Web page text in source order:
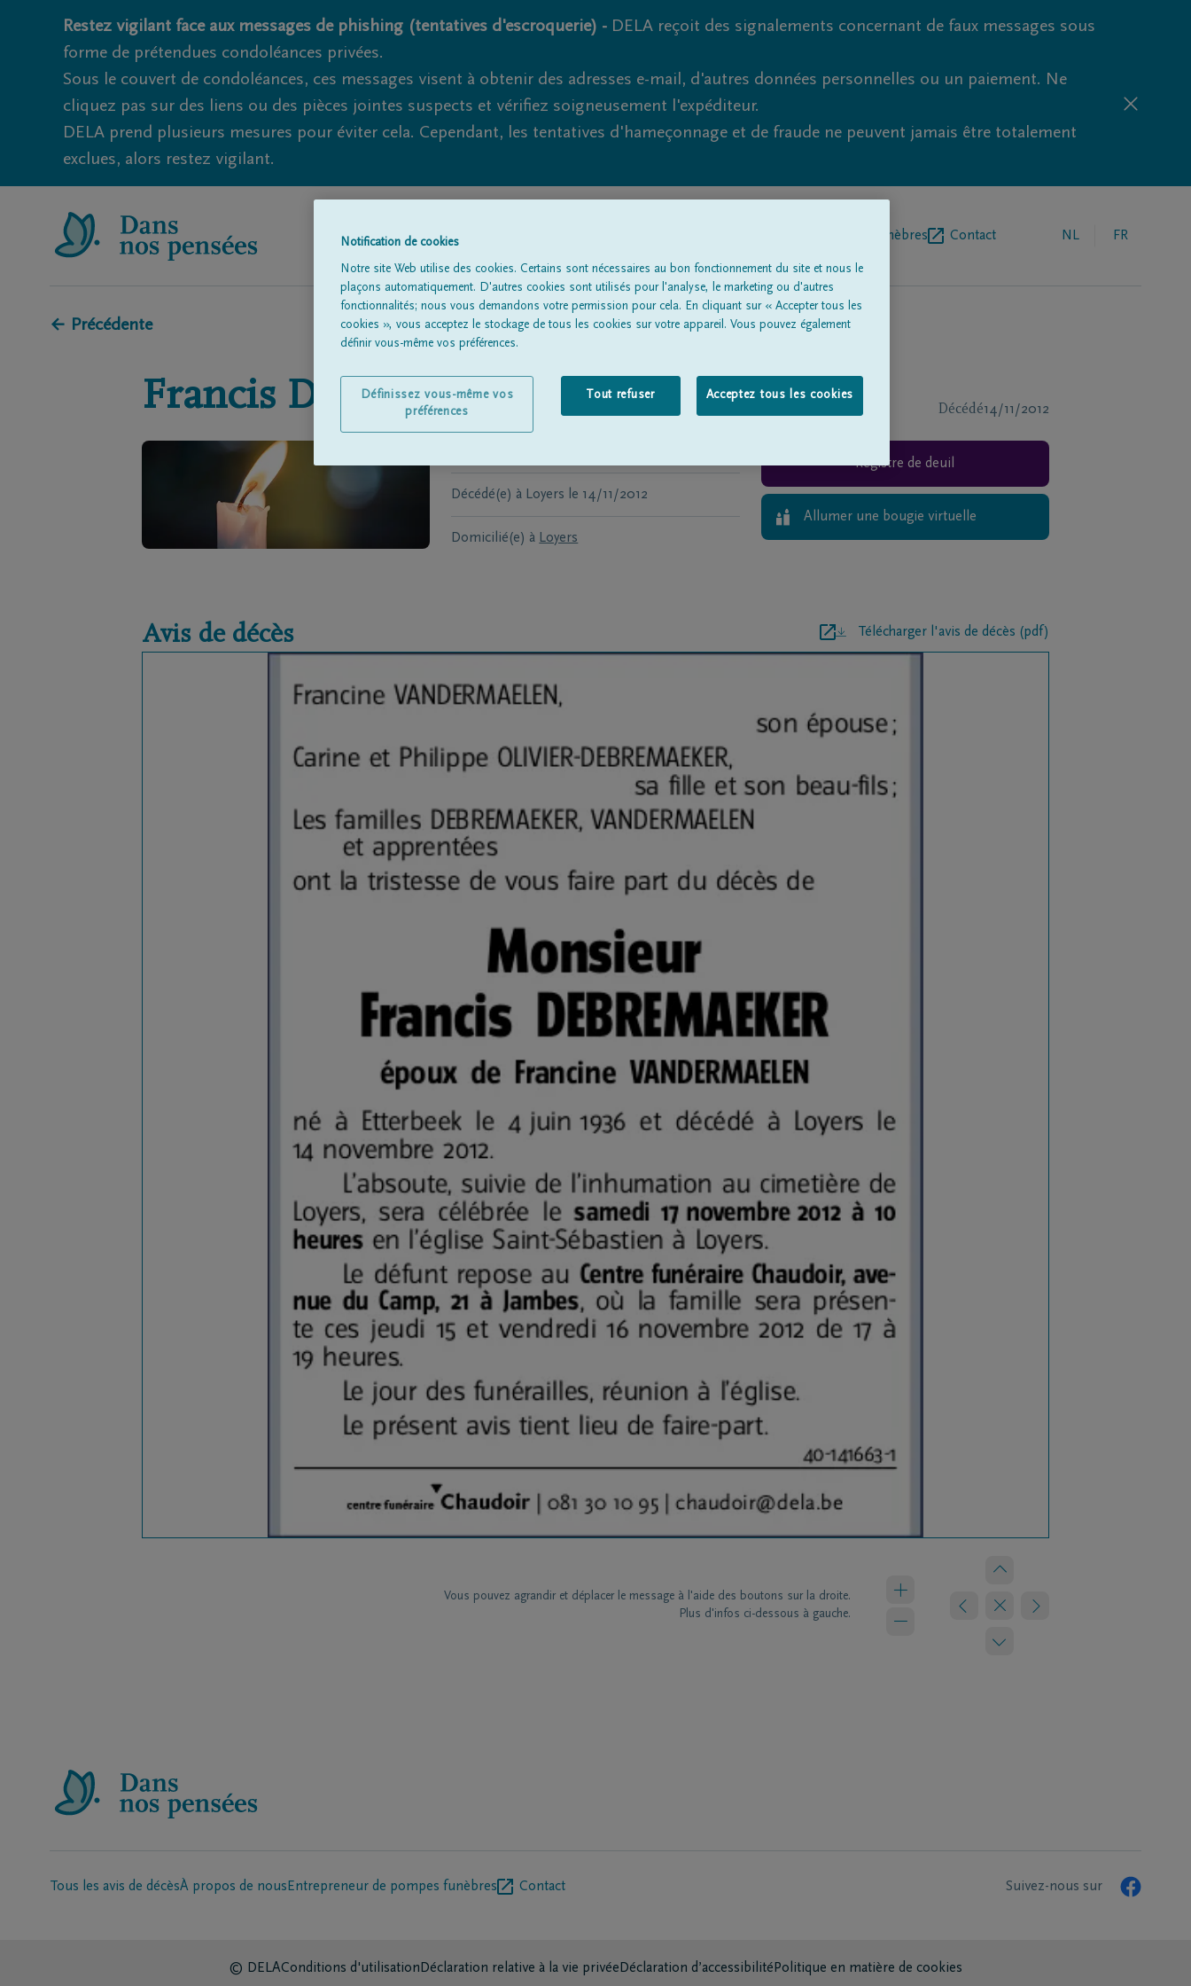
Restez vigilant face aux messages de phishing (tentatives d'escroquerie) - DELA reçoit des signalements concernant de faux messages sous
forme de prétendues condoléances privées.
Sous le couvert de condoléances, ces messages visent à obtenir des adresses e-mail, d'autres données personnelles ou un paiement. Ne
cliquez pas sur des liens ou des pièces jointes suspects et vérifiez soigneusement l'expéditeur.
DELA prend plusieurs mesures pour éviter cela. Cependant, les tentatives d'hameçonnage et de fraude ne peuvent jamais être totalement
exclues, alors restez vigilant.
Entrepreneur de pompes funèbres Contact NL FR
← Précédente
Francis DEBREMAEKER Décédé14/11/2012
Décédé(e) à Loyers le 14/11/2012
Domicilié(e) à Loyers
Registre de deuil
Allumer une bougie virtuelle
Avis de décès Télécharger l'avis de décès (pdf)
Vous pouvez agrandir et déplacer le message à l'aide des boutons sur la droite.
Plus d'infos ci-dessous à gauche.
Tous les avis de décèsÀ propos de nous Entrepreneur de pompes funèbres Contact Suivez-nous sur
© DELAConditions d'utilisation Déclaration relative à la vie privée Déclaration d’accessibilité Politique en matière de cookies
Notification de cookies
Notre site Web utilise des cookies. Certains sont nécessaires au bon fonctionnement du site et nous le
plaçons automatiquement. D'autres cookies sont utilisés pour l'analyse, le marketing ou d'autres
fonctionnalités; nous vous demandons votre permission pour cela. En cliquant sur « Accepter tous les
cookies », vous acceptez le stockage de tous les cookies sur votre appareil. Vous pouvez également
définir vous-même vos préférences.
Tout refuser Acceptez tous les cookies
Définissez vous-même vos
préférences